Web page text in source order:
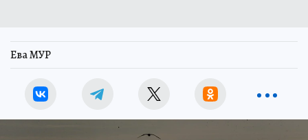
Ева МУР